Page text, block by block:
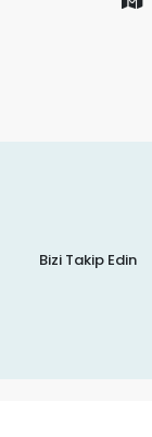
Bizi Takip Edin